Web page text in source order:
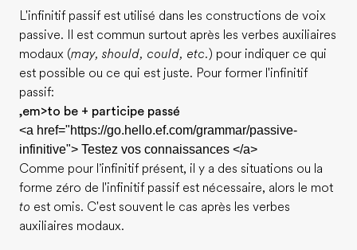
Bureaux
Trouver un bureau
A propos de nous
Qui sommes-nous ?
EF recrute
Rejoignez nos équipes
L'infinitif passif est utilisé dans les constructions de voix
passive. Il est commun surtout après les verbes auxiliaires
modaux (may, should, could, etc.) pour indiquer ce qui
est possible ou ce qui est juste. Pour former l'infinitif
passif:
,em>to be + participe passé
<a href="https://go.hello.ef.com/grammar/passive-
infinitive"> Testez vos connaissances </a>
Comme pour l’infinitif présent, il y a des situations ou la
forme zéro de l'infinitif passif est nécessaire, alors le mot
to est omis. C'est souvent le cas après les verbes
auxiliaires modaux.